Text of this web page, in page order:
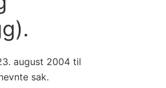
august 2004 til
sak.